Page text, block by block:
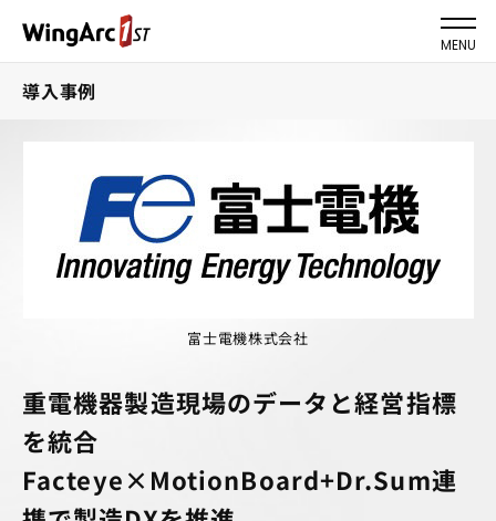
MENU
導入事例
富士電機株式会社
重電機器製造現場のデータと経営指標
を統合
Facteye×MotionBoard+Dr.Sum連